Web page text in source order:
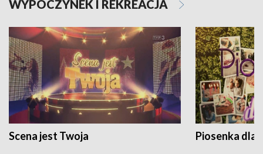
WYPOCZYNEK I REKREACJA
Scena jest Twoja Piosenka dla